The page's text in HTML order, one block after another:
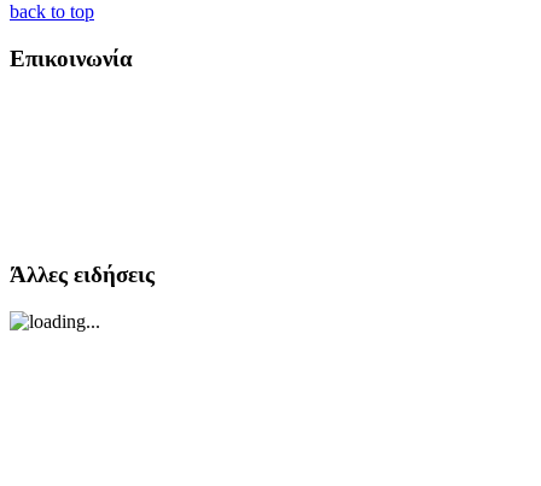
back to top
Επικοινωνία
Άλλες ειδήσεις